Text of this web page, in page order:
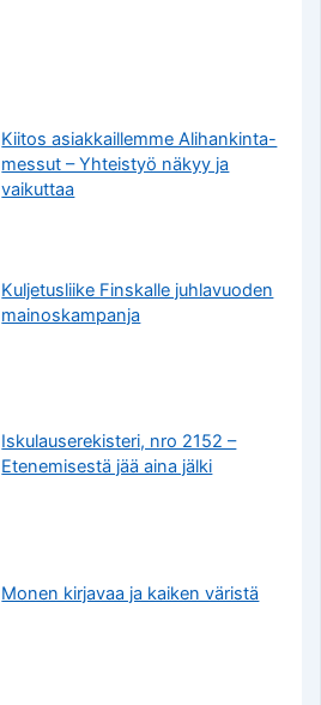
Kiitos asiakkaillemme Alihankinta-
messut – Yhteistyö näkyy ja
vaikuttaa
Kuljetusliike Finskalle juhlavuoden
mainoskampanja
Iskulauserekisteri, nro 2152 –
Etenemisestä jää aina jälki
Monen kirjavaa ja kaiken väristä